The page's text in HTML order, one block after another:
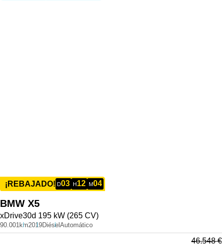
¡REBAJADO! D03 H12 M04
BMW X5
xDrive30d 195 kW (265 CV)
90.001km2019Diésel Automático
46.548€